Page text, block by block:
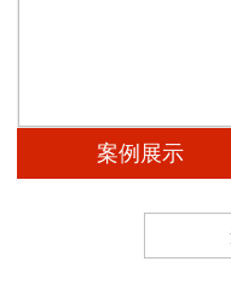
案例展示